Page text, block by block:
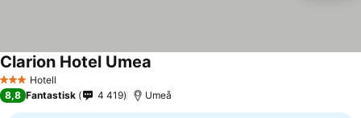
3 StjernerHotell
Clarion Hotel Umea
8,8 Fantastisk 4 419 Umeå